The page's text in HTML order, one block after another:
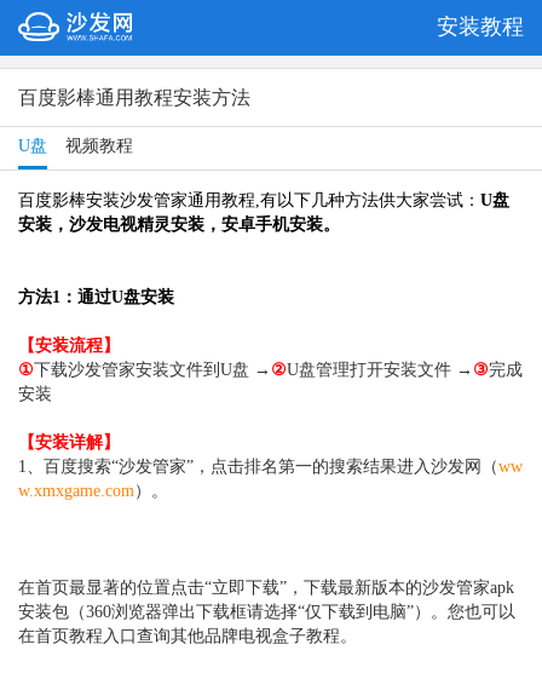
安装教程
百度影棒通用教程安装方法
U盘 视频教程
百度影棒安装沙发管家通用教程,有以下几种方法供大家尝试： U盘
安装， 沙发电视精灵安装 ， 安卓手机安装。
方法1：通过U盘安装
【安装流程】
①下载沙发管家安装文件到U盘 → ②U盘管理打开安装文件 → ③完成
安装
【安装详解】
1、百度搜索“沙发管家”，点击排名第一的搜索结果进入沙发网（ww
w.xmxgame.com）。
在首页最显著的位置点击“立即下载”，下载最新版本的沙发管家apk
安装包 （360浏览器弹出下载框请选择“仅下载到电脑”） 。 您也可以
在首页教程入口查询其他品牌电视盒子教程。